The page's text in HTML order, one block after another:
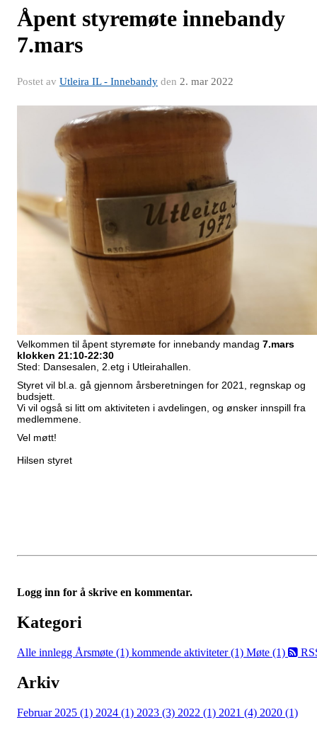
Åpent styremøte innebandy
7.mars
Postet av Utleira IL - Innebandy den 2. mar 2022
Velkommen til åpent styremøte for innebandy mandag 7.mars
klokken 21:10-22:30
Sted: Dansesalen, 2.etg i Utleirahallen.
Styret vil bl.a. gå gjennom årsberetningen for 2021, regnskap og
budsjett.
Vi vil også si litt om aktiviteten i avdelingen, og ønsker innspill fra
medlemmene.
Vel møtt!
Hilsen styret
Logg inn for å skrive en kommentar.
Kategori
Alle innlegg Årsmøte (1) kommende aktiviteter (1) Møte (1)
Arkiv
Februar 2025 (1) 2024 (1) 2023 (3) 2022 (1) 2021 (4) 2020 (1)